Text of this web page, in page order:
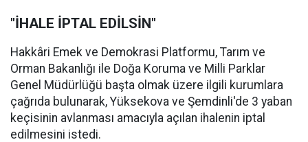
"İHALE İPTAL EDİLSİN"
Hakkâri Emek ve Demokrasi Platformu, Tarım ve
Orman Bakanlığı ile Doğa Koruma ve Milli Parklar
Genel Müdürlüğü başta olmak üzere ilgili kurumlara
çağrıda bulunarak, Yüksekova ve Şemdinli'de 3 yaban
keçisinin avlanması amacıyla açılan ihalenin iptal
edilmesini istedi.